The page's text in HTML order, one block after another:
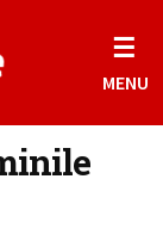
☰
MENU